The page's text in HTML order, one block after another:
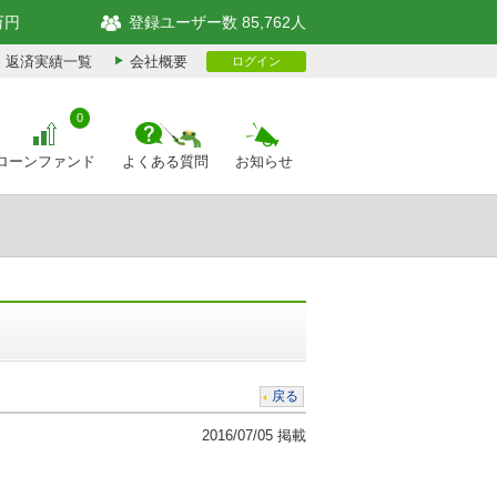
円 登録ユーザー数 85,762人
返済実績一覧 会社概要 ログイン
ーンファンド
0
よくある質問 お知らせ
戻る
2016/07/05 掲載